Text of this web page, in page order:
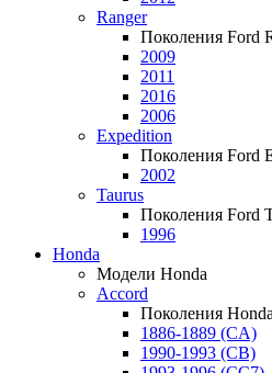
Ranger
Поколения Ford
2009
2011
2016
2006
Expedition
Поколения Ford
2002
Taurus
Поколения Ford
1996
Honda
Модели Honda
Accord
Поколения
1886-1889 (CA)
1990-1993 (CB)